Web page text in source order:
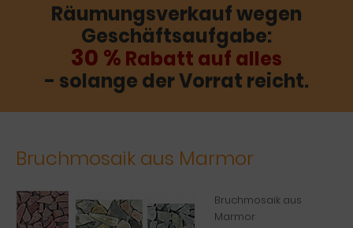
Räumungsverkauf wegen
Geschäftsaufgabe:
30 % Rabatt auf alles
- solange der Vorrat reicht.
Bruchmosaik aus Marmor
Bruchmosaik aus
Marmor